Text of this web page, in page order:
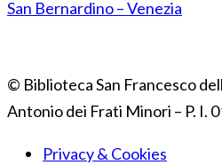
San Bernardino – Venezia
© Biblioteca San Francesco
Antonio dei Frati Minori – P. I.
Privacy & Cookies